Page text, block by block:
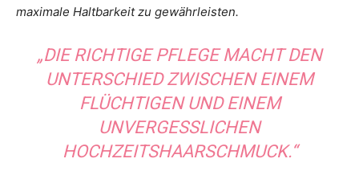
maximale Haltbarkeit zu gewährleisten.
„DIE RICHTIGE PFLEGE MACHT DEN
UNTERSCHIED ZWISCHEN EINEM
FLÜCHTIGEN UND EINEM
UNVERGESSLICHEN
HOCHZEITSHAARSCHMUCK.“